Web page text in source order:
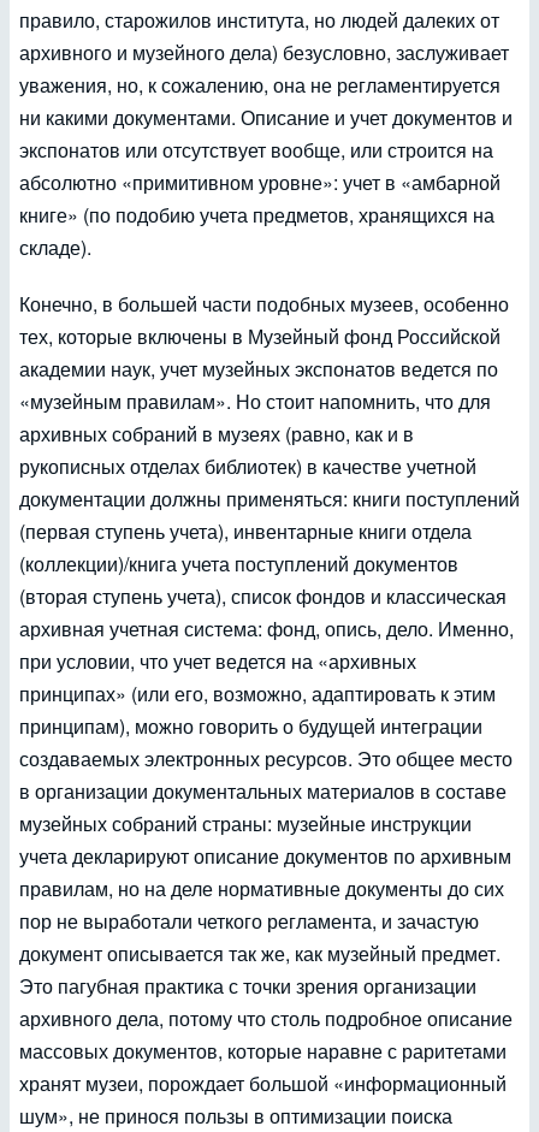
правило, старожилов института, но людей далеких от
архивного и музейного дела) безусловно, заслуживает
уважения, но, к сожалению, она не регламентируется
ни какими документами. Описание и учет документов и
экспонатов или отсутствует вообще, или строится на
абсолютно «примитивном уровне»: учет в «амбарной
книге» (по подобию учета предметов, хранящихся на
складе).
Конечно, в большей части подобных музеев, особенно
тех, которые включены в Музейный фонд Российской
академии наук, учет музейных экспонатов ведется по
«музейным правилам». Но стоит напомнить, что для
архивных собраний в музеях (равно, как и в
рукописных отделах библиотек) в качестве учетной
документации должны применяться: книги поступлений
(первая ступень учета), инвентарные книги отдела
(коллекции)/книга учета поступлений документов
(вторая ступень учета), список фондов и классическая
архивная учетная система: фонд, опись, дело. Именно,
при условии, что учет ведется на «архивных
принципах» (или его, возможно, адаптировать к этим
принципам), можно говорить о будущей интеграции
создаваемых электронных ресурсов. Это общее место
в организации документальных материалов в составе
музейных собраний страны: музейные инструкции
учета декларируют описание документов по архивным
правилам, но на деле нормативные документы до сих
пор не выработали четкого регламента, и зачастую
документ описывается так же, как музейный предмет.
Это пагубная практика с точки зрения организации
архивного дела, потому что столь подробное описание
массовых документов, которые наравне с раритетами
хранят музеи, порождает большой «информационный
шум», не принося пользы в оптимизации поиска